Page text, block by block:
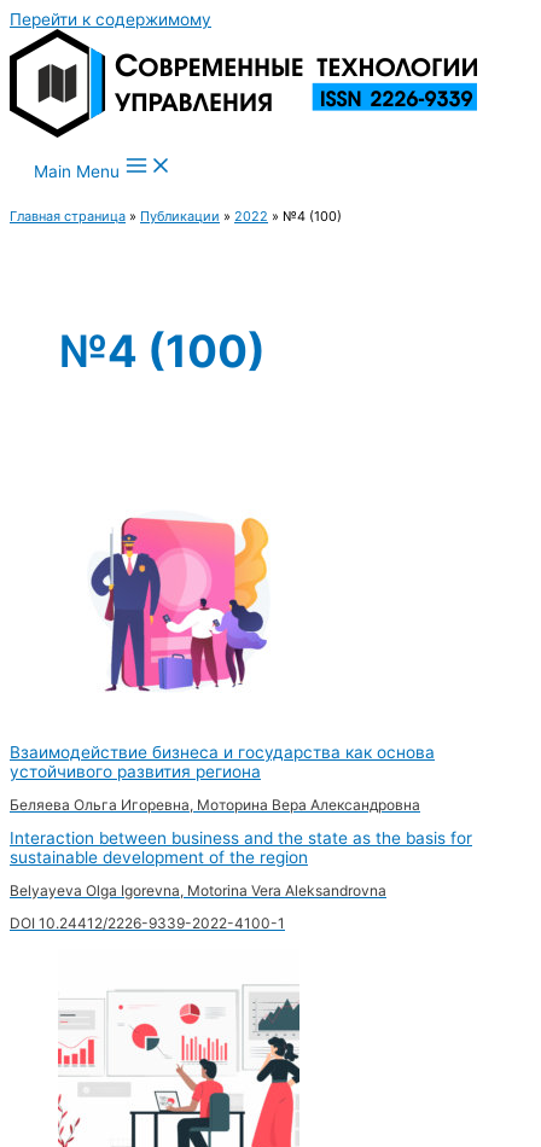
Перейти к содержимому
Main Menu
Главная страница » Публикации » 2022 » №4 (100)
№4 (100)
Взаимодействие бизнеса и государства как основа
устойчивого развития региона
Беляева Ольга Игоревна, Моторина Вера Александровна
Interaction between business and the state as the basis for
sustainable development of the region
Belyayeva Olga Igorevna, Motorina Vera Aleksandrovna
DOI 10.24412/2226-9339-2022-4100-1